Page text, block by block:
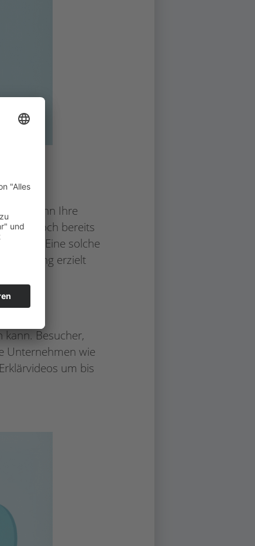
Wenn Ihre
Doch bereits
Eine solche
erzielt
kann. Besucher,
Unternehmen wie
um bis